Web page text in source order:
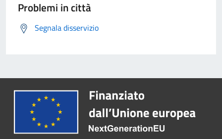
Problemi in città
Segnala disservizio